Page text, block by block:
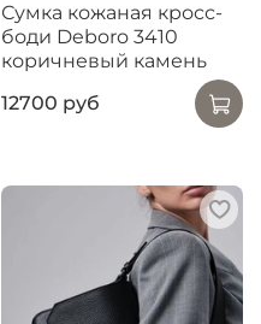
Сумка кожаная кросс-
боди Deboro 3410
коричневый камень
12700 руб